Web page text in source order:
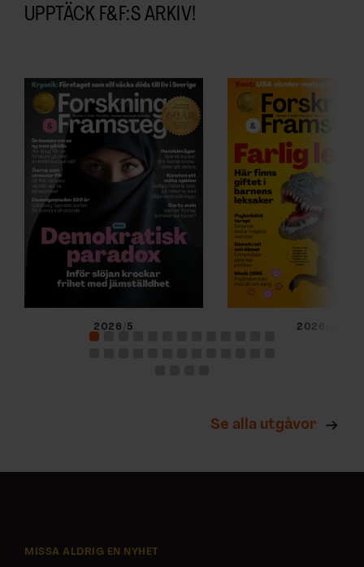
UPPTÄCK F&F:S ARKIV!
2026/5 2026/4
Se alla utgåvor
MISSA ALDRIG EN NYHET